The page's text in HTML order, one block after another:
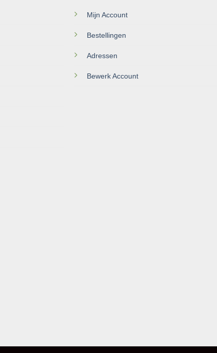
Mijn Account
Bestellingen
Adressen
Bewerk Account